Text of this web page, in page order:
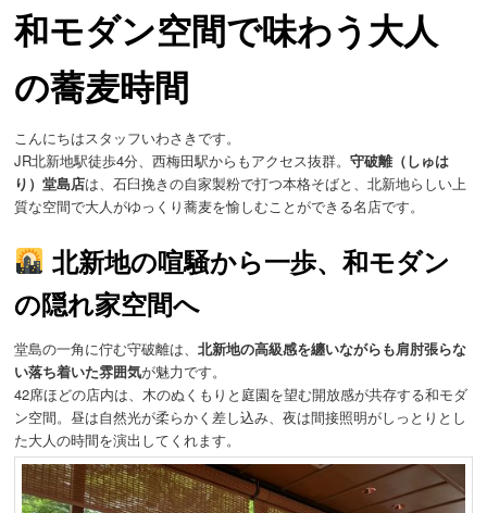
和モダン空間で味わう大人
の蕎麦時間
こんにちはスタッフいわさきです。
JR北新地駅徒歩4分、西梅田駅からもアクセス抜群。守破離（しゅは
り）堂島店は、石臼挽きの自家製粉で打つ本格そばと、北新地らしい上
質な空間で大人がゆっくり蕎麦を愉しむことができる名店です。
北新地の喧騒から一歩、和モダン
の隠れ家空間へ
堂島の一角に佇む守破離は、北新地の高級感を纏いながらも肩肘張らな
い落ち着いた雰囲気が魅力です。
42席ほどの店内は、木のぬくもりと庭園を望む開放感が共存する和モダ
ン空間。昼は自然光が柔らかく差し込み、夜は間接照明がしっとりとし
た大人の時間を演出してくれます。